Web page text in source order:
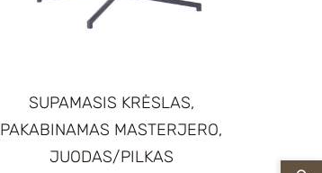
SUPAMASIS KRĖSLAS,
PAKABINAMAS MASTERJERO,
JUODAS/PILKAS